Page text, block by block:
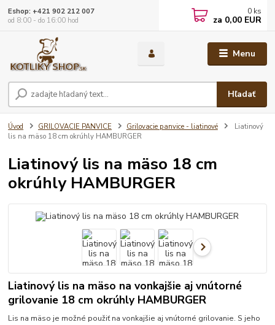
Menu
Hľadať
Eshop: +421 902 212 007
od 8:00 - do 16:00 hod
0 ks
za 0,00 EUR
Úvod GRILOVACIE PANVICE Grilovacie panvice - liatinové
Liatinový
lis na mäso 18 cm okrúhly HAMBURGER
Liatinový lis na mäso 18 cm
okrúhly HAMBURGER
Liatinový lis na mäso na vonkajšie aj vnútorné
grilovanie 18 cm okrúhly HAMBURGER
Lis na mäso je možné použiť na vonkajšie aj vnútorné grilovanie. S jeho